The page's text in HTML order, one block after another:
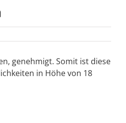
genehmigt. Somit ist diese
in Höhe von 18